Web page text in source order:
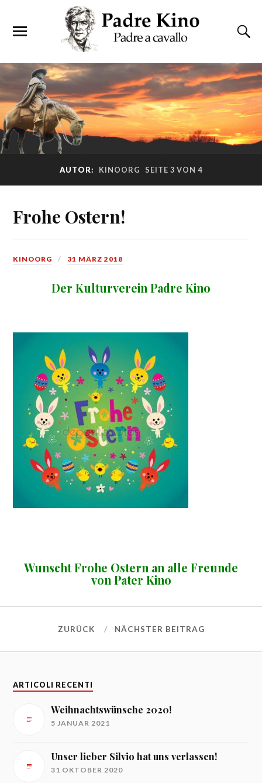
AUTOR: KINOORG SEITE 3 VON 4
Frohe Ostern!
KINOORG 31 MÄRZ 2018
Der Kulturverein Padre Kino
Wunscht Frohe Ostern an alle Freunde
von Pater Kino
ZURÜCK NÄCHSTER BEITRAG
ARTICOLI RECENTI
Weihnachtswünsche 2020!
5 JANUAR 2021
Unser lieber Silvio hat uns verlassen!
31 OKTOBER 2020